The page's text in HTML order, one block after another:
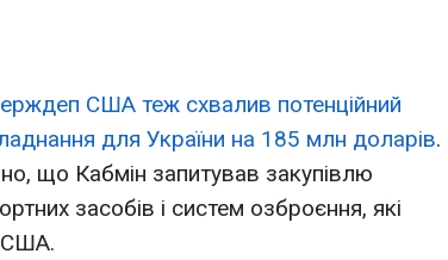
США теж схвалив потенційний
для України на 185 млн доларів.
що Кабмін запитував закупівлю
засобів і систем озброєння, які
США.